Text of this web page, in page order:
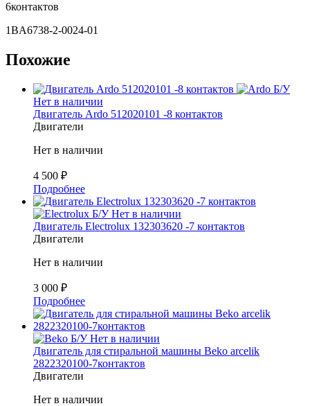
6контактов
1BA6738-2-0024-01
Похожие
Б/У
Нет в наличии
Двигатель Ardo 512020101 -8 контактов
Двигатели
Нет в наличии
4 500 ₽
Подробнее
Б/У Нет в наличии
Двигатель Electrolux 132303620 -7 контактов
Двигатели
Нет в наличии
3 000 ₽
Подробнее
Б/У Нет в наличии
Двигатель для стиральной машины Beko arcelik
2822320100-7контактов
Двигатели
Нет в наличии